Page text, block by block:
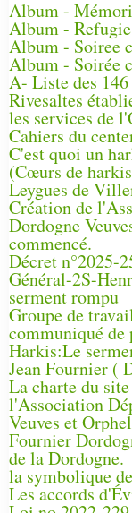
Album -
Album -
Album - Soiree
Album - Soirée
A- Liste des 146
Rivesaltes
les services de
Cahiers du
C'est quoi un
(Cœurs de
Leygues de
Création de
Dordogne
commencé.
Décret n°2025-
Général-2S-
serment rompu
Groupe de
communiqué
Harkis:Le
Jean Fournier (
La charte du
l'Association
Veuves et
Fournier
de la Dordogne.
la symbolique
Les accords